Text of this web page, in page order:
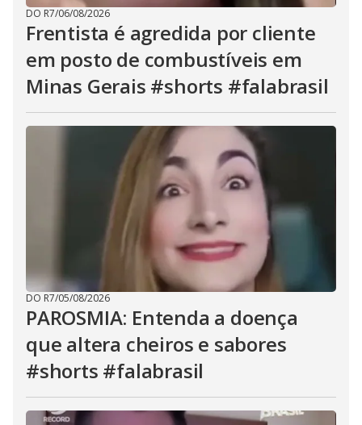
DO R7/06/08/2026
Frentista é agredida por cliente
em posto de combustíveis em
Minas Gerais #shorts #falabrasil
DO R7/05/08/2026
PAROSMIA: Entenda a doença
que altera cheiros e sabores
#shorts #falabrasil